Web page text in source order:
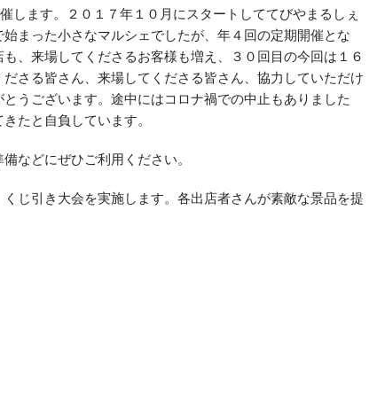
します。２０１７年１０月にスタートしててびやまるしぇ
まった小さなマルシェでしたが、年４回の定期開催とな
、来場してくださるお客様も増え、３０回目の今回は１６
さる皆さん、来場してくださる皆さん、協力していただけ
うございます。途中にはコロナ禍での中止もありました
たと自負しています。
などにぜひご利用ください。
じ引き大会を実施します。各出店者さんが素敵な景品を提